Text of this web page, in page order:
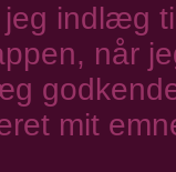
indlæg
når
mit